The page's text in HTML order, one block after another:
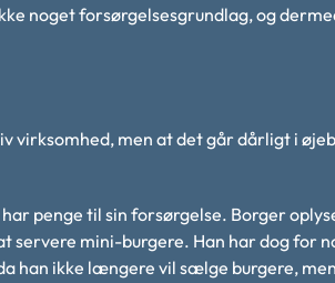
noget forsørgelsesgrundlag, og
virksomhed, men at det går dårligt i
penge til sin forsørgelse. Borger
servere mini-burgere. Han har dog for
han ikke længere vil sælge burgere,